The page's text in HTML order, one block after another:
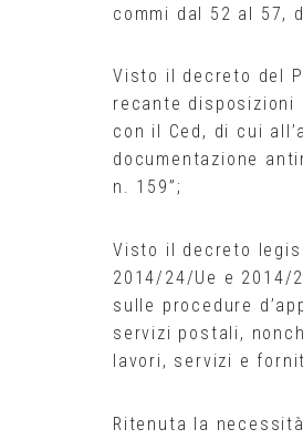
commi dal 52 al 57,
Visto il decreto del
recante disposizioni
con il Ced, di cui
documentazione
n. 159”;
Visto il decreto
2014/24/Ue e 2014/
sulle procedure
servizi postali,
lavori, servizi e
Ritenuta la